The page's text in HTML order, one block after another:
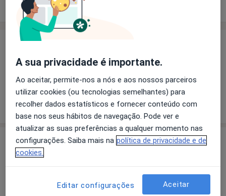
Experiência
Experiência
Pacientes que trato
Mostrar mais detalhes
sobre a experiência
Preços
Este especialista ainda não adicionou nenhuma
informação sobre serviços
A sua privacidade é importante.
Ao aceitar, permite-nos a nós e aos nossos parceiros
utilizar cookies (ou tecnologias semelhantes) para
recolher dados estatísticos e fornecer conteúdo com
base nos seus hábitos de navegação. Pode ver e
atualizar as suas preferências a qualquer momento nas
configurações. Saiba mais na política de privacidade e de
cookies.
Editar configurações Aceitar